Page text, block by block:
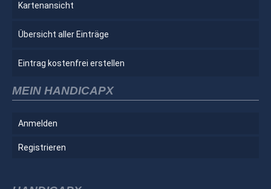
Kartenansicht
Übersicht aller Einträge
Eintrag kostenfrei erstellen
MEIN HANDICAPX
Anmelden
Registrieren